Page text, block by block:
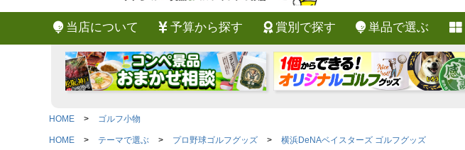
当店について 予算から探す 賞別で探す 単品で選ぶ
HOME ゴルフ小物
HOME テーマで選ぶ プロ野球ゴルフグッズ 横浜DeNAベイスターズ ゴルフグッズ